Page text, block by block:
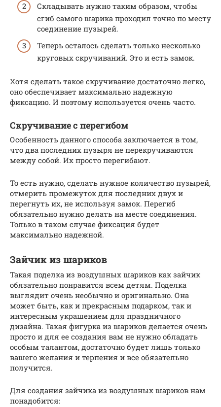
Складывать нужно таким образом, чтобы
сгиб самого шарика проходил точно по месту
соединение пузырей.
Теперь осталось сделать только несколько
круговых скручиваний. Это и есть замок.
Хотя сделать такое скручивание достаточно легко,
оно обеспечивает максимально надежную
фиксацию. И поэтому используется очень часто.
Скручивание с перегибом
Особенность данного способа заключается в том,
что два последних пузыря не перекручиваются
между собой. Их просто перегибают.
То есть нужно, сделать нужное количество пузырей,
отмерить промежуток для последних двух и
перегнуть их, не используя замок. Перегиб
обязательно нужно делать на месте соединения.
Только в таком случае фиксация будет
максимально надежной.
Зайчик из шариков
Такая поделка из воздушных шариков как зайчик
обязательно понравится всем детям. Поделка
выглядит очень необычно и оригинально. Она
может быть, как и прекрасным подарком, так и
интересным украшением для праздничного
дизайна. Такая фигурка из шариков делается очень
просто и для ее создания вам не нужно обладать
особым талантом, достаточно будет лишь только
вашего желания и терпения и все обязательно
получится.
Для создания зайчика из воздушных шариков нам
понадобится: